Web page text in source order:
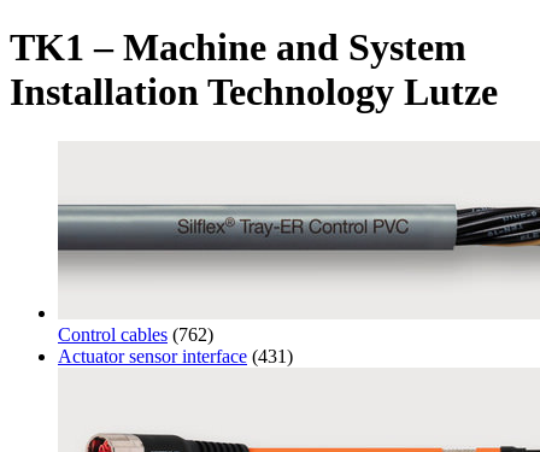
TK1 – Machine and System
Installation Technology Lutze
Control cables (762)
Actuator sensor interface (431)